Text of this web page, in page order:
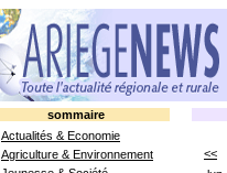
sommaire
Actualités & Economie
Agriculture & Environnement
<<